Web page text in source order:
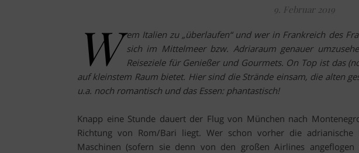
9. Februar 2019
W em Italien zu „überlaufen“ und wer in Frankreich des
sich im Mittelmeer bzw. Adriaraum genauer
Reiseziele für Genießer und Gourmets. On Top ist das
auf kleinstem Raum bietet. Hier sind die Strände einsam, die alten
u.a. noch romantisch und das Essen: phantastisch!
Knapp eine Stunde dauert der Flug von München nach
Richtung von Rom/Bari liegt. Wer schon vorher die
Maschinen (sofern sie denn von den großen Airlines